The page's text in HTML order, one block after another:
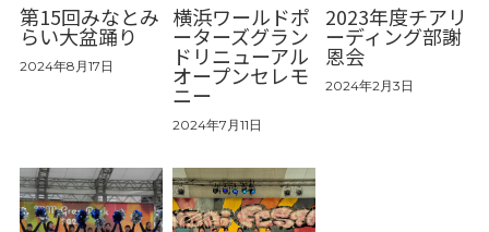
第15回みなとみ
らい大盆踊り
2024年8月17日
横浜ワールドポ
ーターズグラン
ドリニューアル
オープンセレモ
ニー
2024年7月11日
2023年度チアリ
ーディング部謝
恩会
2024年2月3日